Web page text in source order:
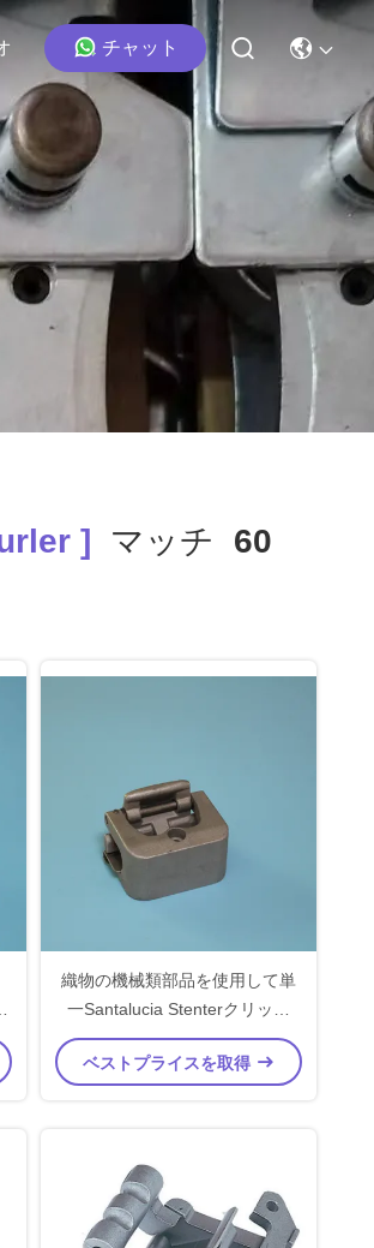
チャット
] マッチ 60
織物の機械類部品を使用して単
一Santalucia Stenterクリップ
Stenter機械予備品
ベストプライスを取得